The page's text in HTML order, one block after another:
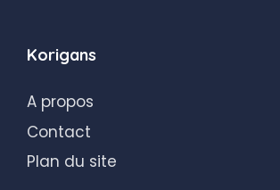
Korigans
A propos
Contact
Plan du site